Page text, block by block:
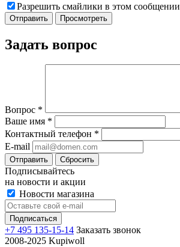
Разрешить смайлики в этом сообщении
Задать вопрос
Вопрос *
Ваше имя *
Контактный телефон *
E-mail
Отправить Сбросить
Подписывайтесь
на новости и акции
Новости магазина
+7 495 135-15-14 Заказать звонок
2008-2025 Kupiwoll